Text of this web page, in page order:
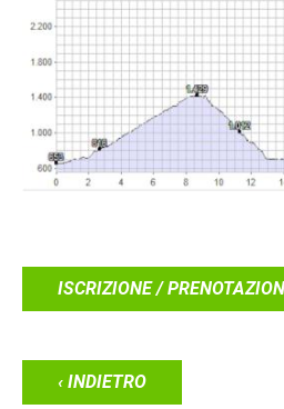
ISCRIZIONE /
‹ INDIETRO